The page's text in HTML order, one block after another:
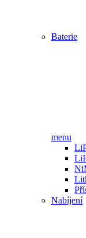
Baterie
menu
Nabíjení